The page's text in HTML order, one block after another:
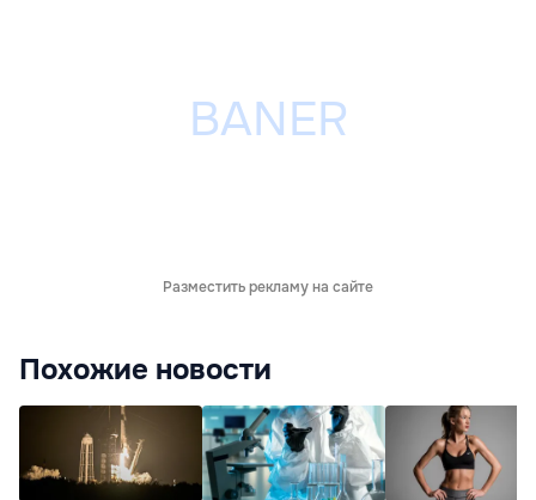
Разместить рекламу на сайте
Похожие новости